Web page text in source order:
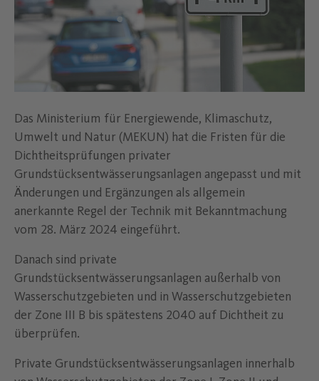
Das Ministerium für Energiewende, Klimaschutz,
Umwelt und Natur (MEKUN) hat die Fristen für die
Dichtheitsprüfungen privater
Grundstücksentwässerungsanlagen angepasst und mit
Änderungen und Ergänzungen als allgemein
anerkannte Regel der Technik mit Bekanntmachung
vom 28. März 2024 eingeführt.
Danach sind private
Grundstücksentwässerungsanlagen außerhalb von
Wasserschutzgebieten und in Wasserschutzgebieten
der Zone III B bis spätestens 2040 auf Dichtheit zu
überprüfen.
Private Grundstücksentwässerungsanlagen innerhalb